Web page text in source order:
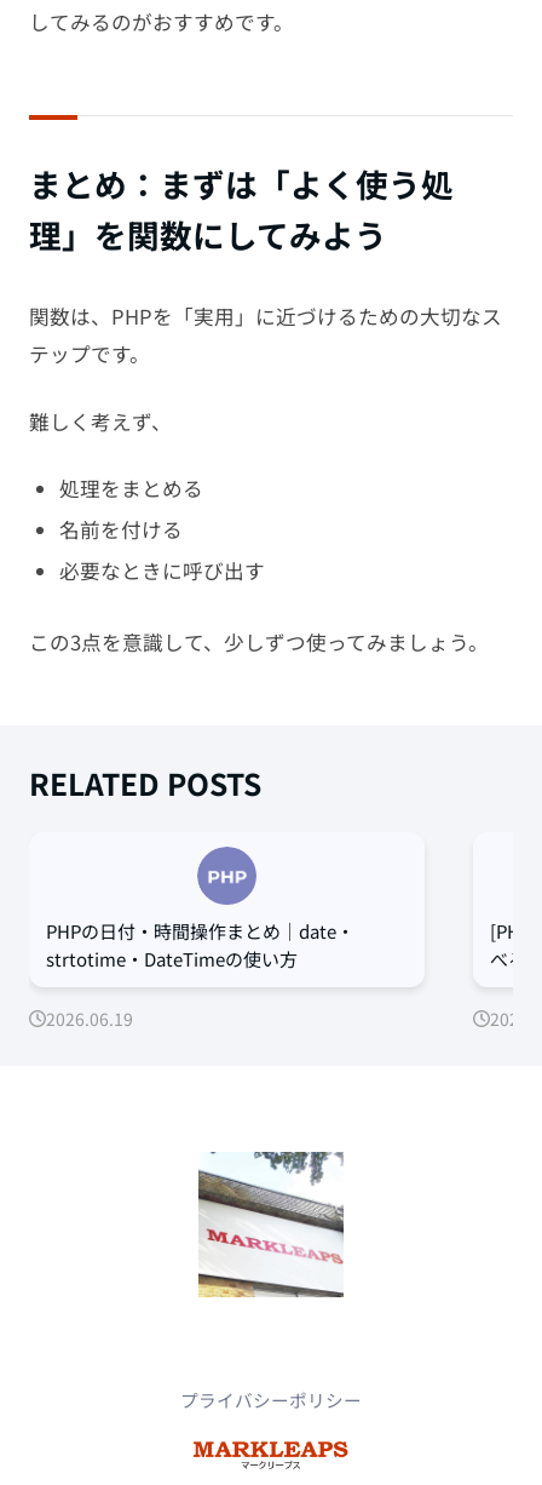
してみるのがおすすめです。
まとめ：まずは「よく使う処
理」を関数にしてみよう
関数は、PHPを「実用」に近づけるための大切なス
テップです。
難しく考えず、
処理をまとめる
名前を付ける
必要なときに呼び出す
この3点を意識して、少しずつ使ってみましょう。
RELATED POSTS
PHPの日付・時間操作まとめ｜date・
strtotime・DateTimeの使い方
2026.06.19
べる
プライバシーポリシー